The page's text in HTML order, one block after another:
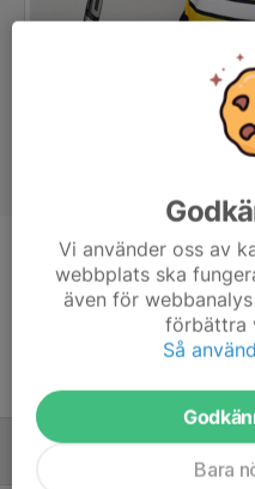
Position
23 år
14/15
Vi använder oss av
webbplats ska
även för
förbättra
Så
Bara